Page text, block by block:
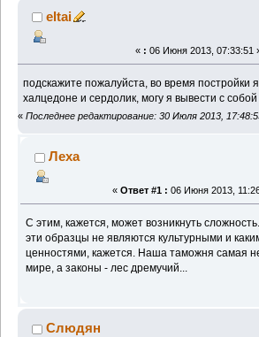
eltai
« : 06 Июня 2013, 07:33:51
подскажите пожалуйста, во время постройки
халцедоне и сердолик, могу я вывести с
« Последнее редактирование: 30 Июля 2013,
Леха
« Ответ #1 : 06 Июня 2013,
С этим, кажется, может возникнуть
эти образцы не являются культурными и
ценностями, кажется. Наша таможня самая
мире, а законы - лес дремучий...
Слюдян